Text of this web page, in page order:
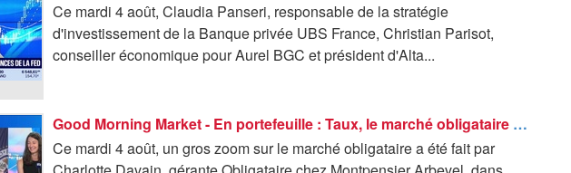
Ce mardi 4 août, Claudia Panseri, responsable de la stratégie
d'investissement de la Banque privée UBS France, Christian Parisot,
conseiller économique pour Aurel BGC et président d'Alta...
Good Morning Market - En portefeuille : Taux, le marché obligataire digère les annonces de la FED - 04/08
Ce mardi 4 août, un gros zoom sur le marché obligataire a été fait par